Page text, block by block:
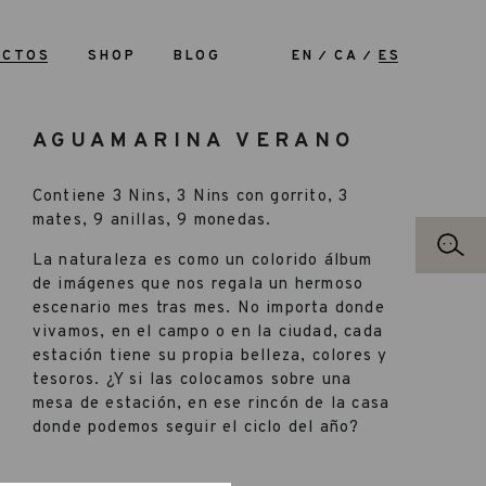
SHOP BLOG EN CA ES
AGUAMARINA VERANO
Contiene 3 Nins, 3 Nins con gorrito, 3
mates, 9 anillas, 9 monedas.
La naturaleza es como un colorido álbum
de imágenes que nos regala un hermoso
escenario mes tras mes. No importa donde
vivamos, en el campo o en la ciudad, cada
estación tiene su propia belleza, colores y
tesoros. ¿Y si las colocamos sobre una
mesa de estación, en ese rincón de la casa
donde podemos seguir el ciclo del año?